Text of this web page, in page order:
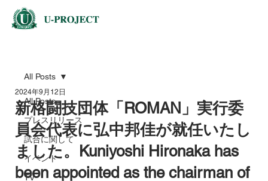
All Posts
プレスリリース
試合に関して
イベント
TV
All Posts
新格闘技団体「ROMAN」実行委
員会代表に弘中邦佳が就任いたし
ました。Kuniyoshi Hironaka has
been appointed as the chairman of
2024年9月12日